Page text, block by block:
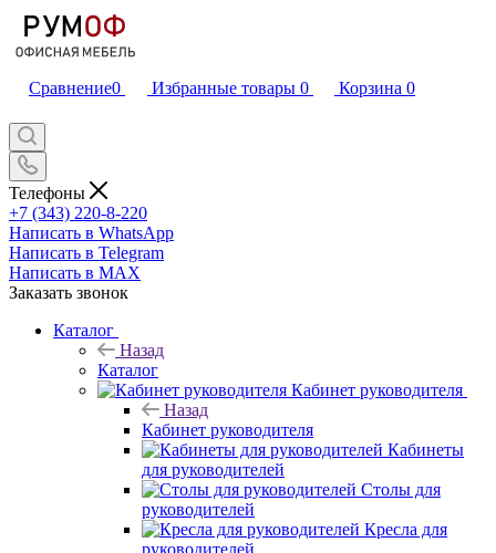
Сравнение0 Избранные товары 0 Корзина 0
Телефоны
+7 (343) 220-8-220
Написать в WhatsApp
Написать в Telegram
Написать в MAX
Заказать звонок
Каталог
Назад
Каталог
Кабинет руководителя
Назад
Кабинет руководителя
Кабинеты
для руководителей
Столы для
руководителей
Кресла для
руководителей